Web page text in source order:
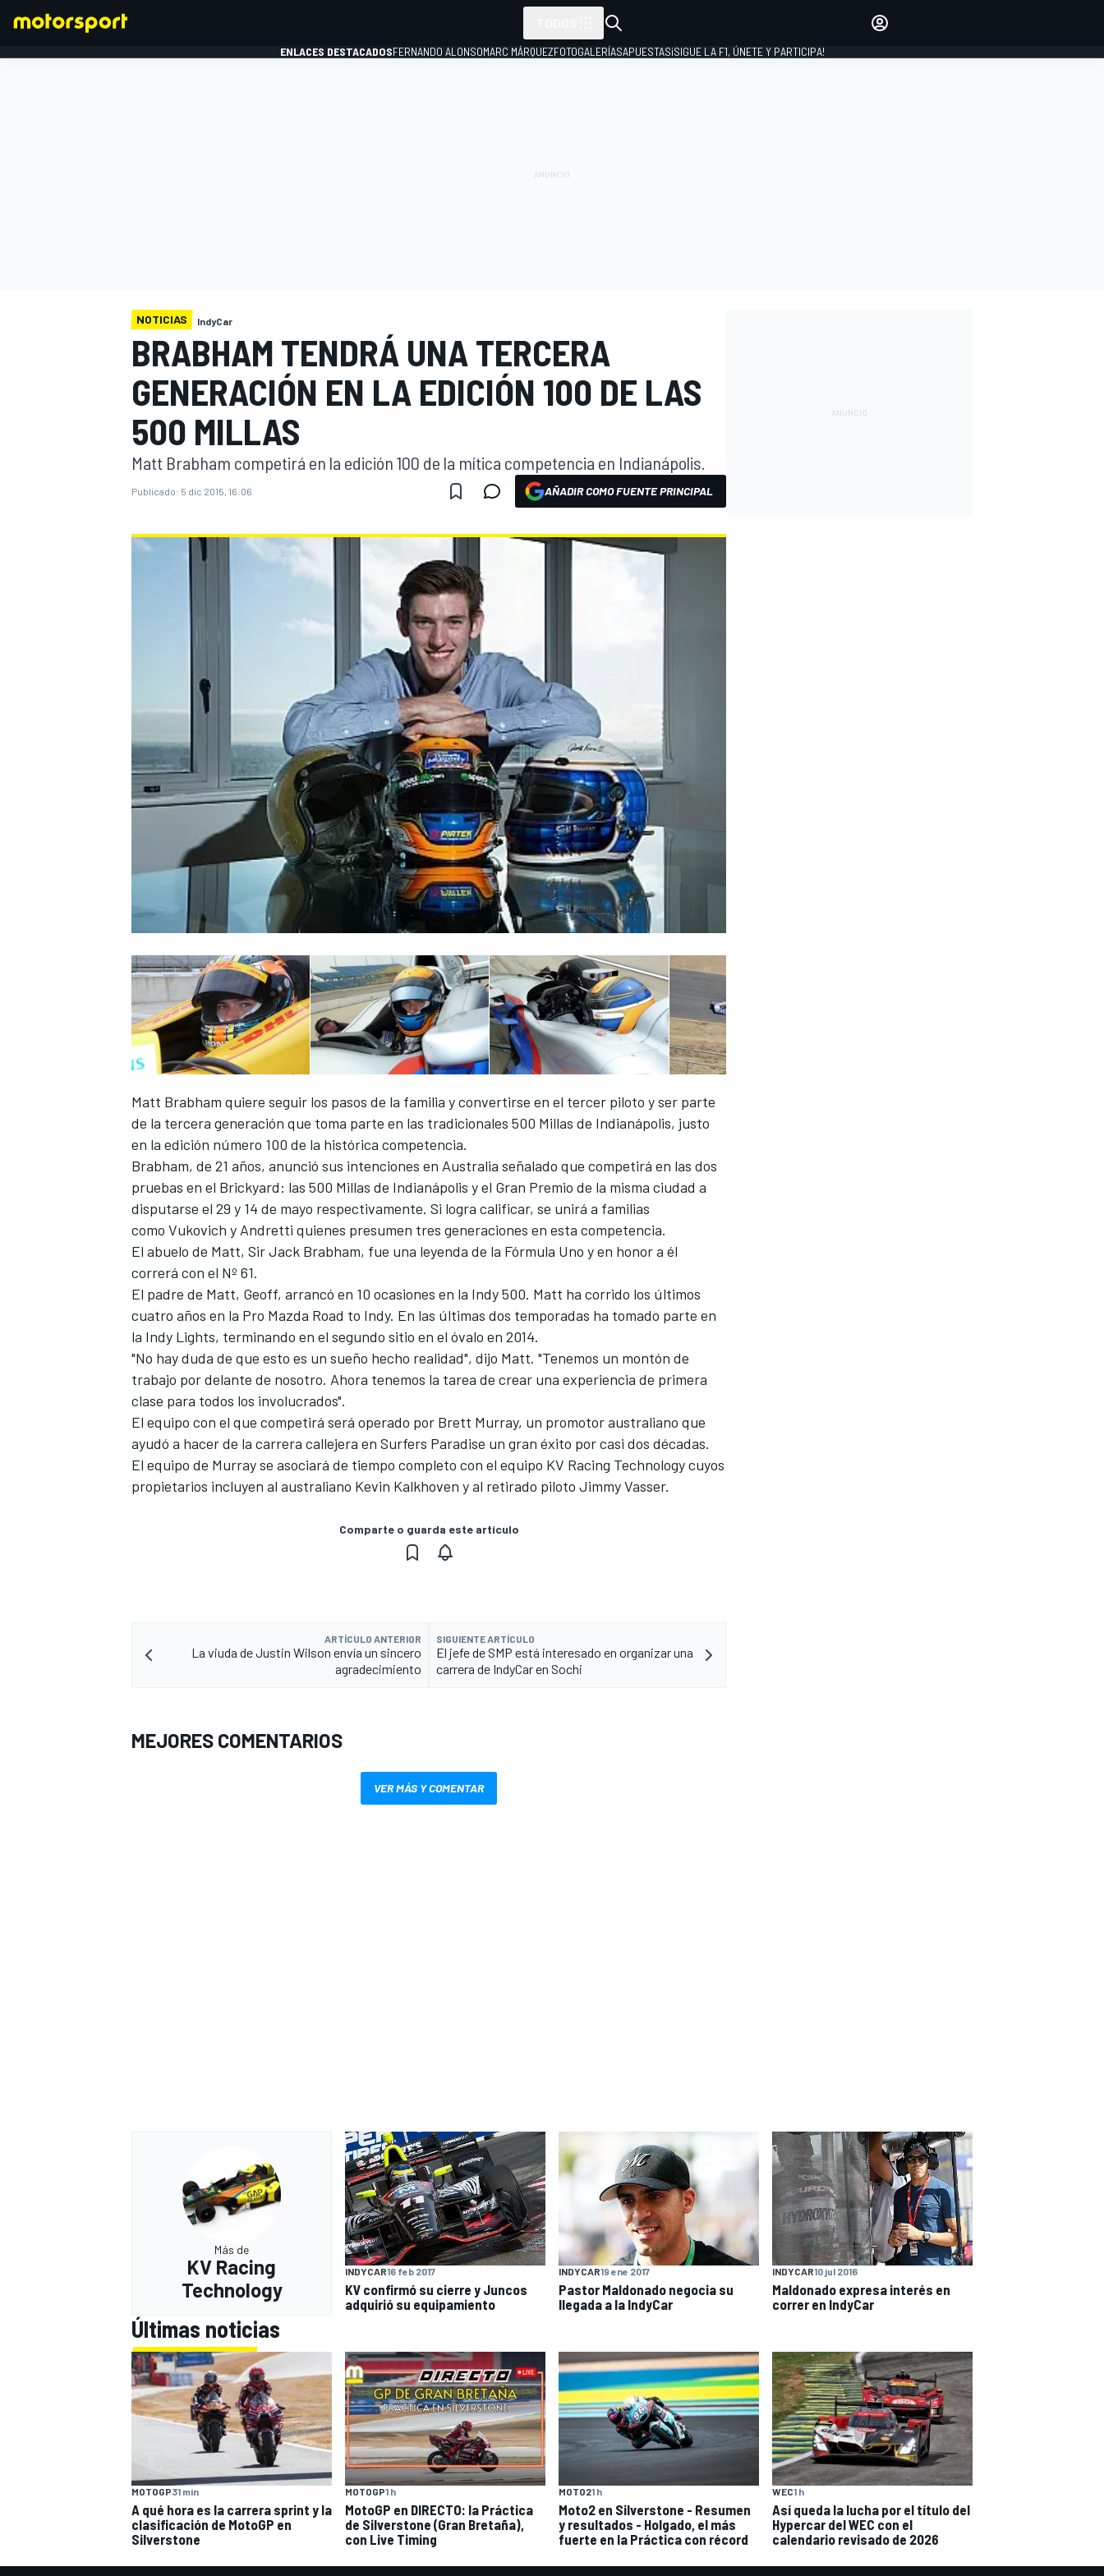
ENLACES DESTACADOSFERNANDO ALONSOMARC MÁRQUEZFOTOGALERÍASAPUESTAS¡SIGUE LA F1, ÚNETE Y PARTICIPA!
NOTICIAS IndyCar
BRABHAM TENDRÁ UNA TERCERA
GENERACIÓN EN LA EDICIÓN 100 DE LAS
500 MILLAS
Matt Brabham competirá en la edición 100 de la mítica competencia en Indianápolis.
Publicado: 5 dic 2015, 16:06 AÑADIR COMO FUENTE PRINCIPAL
Matt Brabham quiere seguir los pasos de la familia y convertirse en el tercer piloto y ser parte
de la tercera generación que toma parte en las tradicionales 500 Millas de Indianápolis, justo
en la edición número 100 de la histórica competencia.
Brabham, de 21 años, anunció sus intenciones en Australia señalado que competirá en las dos
pruebas en el Brickyard: las 500 Millas de Indianápolis y el Gran Premio de la misma ciudad a
disputarse el 29 y 14 de mayo respectivamente. Si logra calificar, se unirá a familias
como Vukovich y Andretti quienes presumen tres generaciones en esta competencia.
El abuelo de Matt, Sir Jack Brabham, fue una leyenda de la Fórmula Uno y en honor a él
correrá con el Nº 61.
El padre de Matt, Geoff, arrancó en 10 ocasiones en la Indy 500. Matt ha corrido los últimos
cuatro años en la Pro Mazda Road to Indy. En las últimas dos temporadas ha tomado parte en
la Indy Lights, terminando en el segundo sitio en el óvalo en 2014.
"No hay duda de que esto es un sueño hecho realidad", dijo Matt. "Tenemos un montón de
trabajo por delante de nosotro. Ahora tenemos la tarea de crear una experiencia de primera
clase para todos los involucrados".
El equipo con el que competirá será operado por Brett Murray, un promotor australiano que
ayudó a hacer de la carrera callejera en Surfers Paradise un gran éxito por casi dos décadas.
El equipo de Murray se asociará de tiempo completo con el equipo KV Racing Technology cuyos
propietarios incluyen al australiano Kevin Kalkhoven y al retirado piloto Jimmy Vasser.
Comparte o guarda este artículo
ARTÍCULO ANTERIOR
La viuda de Justin Wilson envía un sincero
agradecimiento
SIGUIENTE ARTÍCULO
El jefe de SMP está interesado en organizar una
carrera de IndyCar en Sochi
MEJORES COMENTARIOS
VER MÁS Y COMENTAR
Más de
KV Racing
Technology
INDYCAR16 feb 2017
KV confirmó su cierre y Juncos
adquirió su equipamiento
INDYCAR19 ene 2017
Pastor Maldonado negocia su
llegada a la IndyCar
INDYCAR10 jul 2016
Maldonado expresa interés en
correr en IndyCar
Últimas noticias
MOTOGP31 min
A qué hora es la carrera sprint y la
clasificación de MotoGP en
Silverstone
MOTOGP1 h
MotoGP en DIRECTO: la Práctica
de Silverstone (Gran Bretaña),
con Live Timing
MOTO21 h
Moto2 en Silverstone - Resumen
y resultados - Holgado, el más
fuerte en la Práctica con récord
WEC1 h
Así queda la lucha por el título del
Hypercar del WEC con el
calendario revisado de 2026